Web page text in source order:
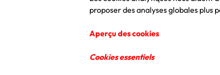
proposer des analyses globales plus
Aperçu des cookies
Cookies essentiels